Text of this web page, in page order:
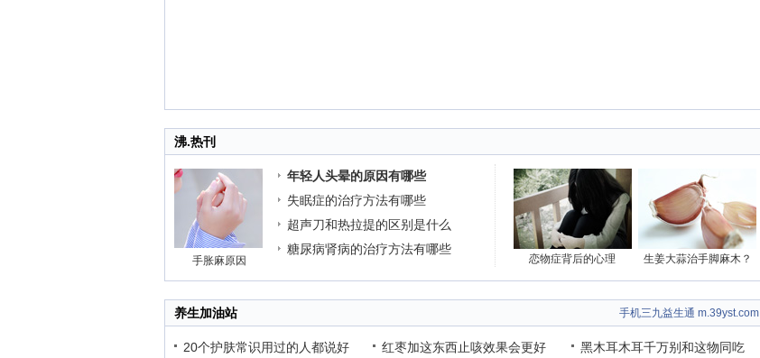
沸.热刊
手胀麻原因
年轻人头晕的原因有哪些
失眠症的治疗方法有哪些
超声刀和热拉提的区别是什么
糖尿病肾病的治疗方法有哪些
恋物症背后的心理 生姜大蒜治手脚麻木？
养生加油站 手机三九益生通 m.39yst.com
20个护肤常识用过的人都说好
红枣加这东西止咳效果会更好
黑木耳木耳千万别和这物同吃